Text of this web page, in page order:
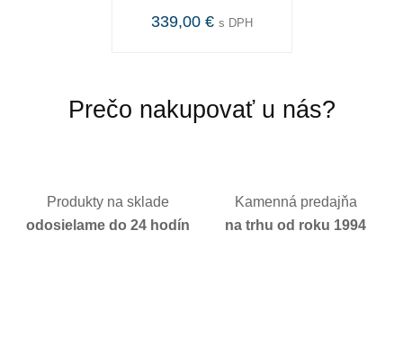
339,00 € s DPH
Prečo nakupovať u nás?
Produkty na sklade
odosielame do 24 hodín
Kamenná predajňa
na trhu od roku 1994